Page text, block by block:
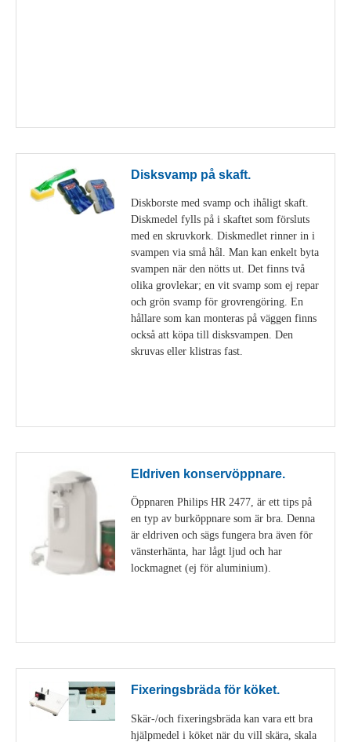
Disksvamp på skaft.
Diskborste med svamp och ihåligt skaft.
Diskmedel fylls på i skaftet som försluts
med en skruvkork. Diskmedlet rinner in i
svampen via små hål. Man kan enkelt byta
svampen när den nötts ut. Det finns två
olika grovlekar; en vit svamp som ej repar
och grön svamp för grovrengöring. En
hållare som kan monteras på väggen finns
också att köpa till disksvampen. Den
skruvas eller klistras fast.
Eldriven konservöppnare.
Öppnaren Philips HR 2477, är ett tips på
en typ av burköppnare som är bra. Denna
är eldriven och sägs fungera bra även för
vänsterhänta, har lågt ljud och har
lockmagnet (ej för aluminium).
Fixeringsbräda för köket.
Skär-/och fixeringsbräda kan vara ett bra
hjälpmedel i köket när du vill skära, skala